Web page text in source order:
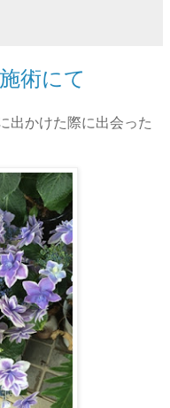
術にて
出かけた際に出会った